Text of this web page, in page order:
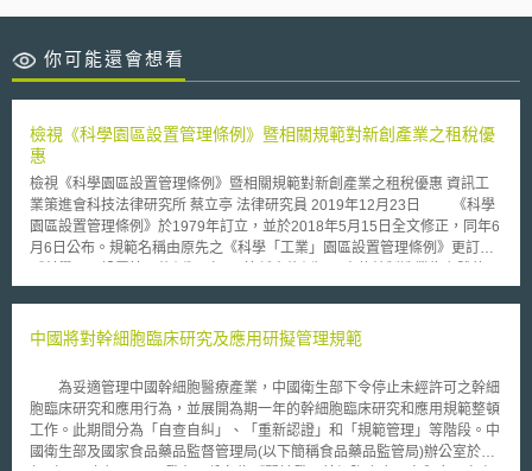
你可能還會想看
檢視《科學園區設置管理條例》暨相關規範對新創產業之租稅優
惠
檢視《科學園區設置管理條例》暨相關規範對新創產業之租稅優惠 資訊工
業策進會科技法律研究所 蔡立亭 法律研究員 2019年12月23日 《科學
園區設置管理條例》於1979年訂立，並於2018年5月15日全文修正，同年6
月6日公布。規範名稱由原先之《科學「工業」園區設置管理條例》更訂為
維，轉化為引進多元科學技術。 為鼓勵多元科技產業進入園區，本條
稅、貨物稅、營業稅；外銷產品或勞務時，不僅營業稅的稅率為零，亦免徵
之規範。[4]申言之，進入園區的事業，仍須有實體的物件產出，方能適用本
條例中的優惠。此仍偏屬於以工業的思維，規範園區內的產業，針對無實體
產出的業者，如以大數據分析、服務為導向的新創事業，則不適用目前相關
的租稅優惠。 在其他規範，[5]亦有輔助產業發展之租稅優惠。立於推
中國將對幹細胞臨床研究及應用研擬管理規範
為妥適管理中國幹細胞醫療產業，中國衛生部下令停止未經許可之幹細
胞臨床研究和應用行為，並展開為期一年的幹細胞臨床研究和應用規範整頓
工作。此期間分為「自查自糾」、「重新認證」和「規範管理」等階段。中
國衛生部及國家食品藥品監督管理局(以下簡稱食品藥品監管局)辦公室於今